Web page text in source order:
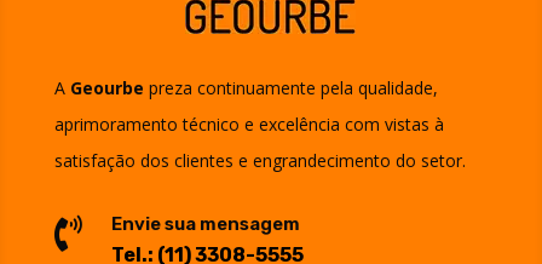
A Geourbe preza continuamente pela qualidade,
aprimoramento técnico e excelência com vistas à
satisfação dos clientes e engrandecimento do setor.
 Envie sua mensagem
Tel.: (11) 3308-5555